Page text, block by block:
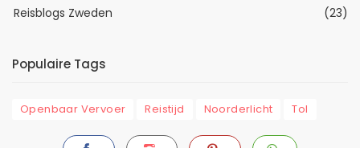
Reisblogs Zweden
(23)
Populaire Tags
Openbaar Vervoer Reistijd Noorderlicht Tol